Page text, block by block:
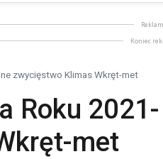
Koniec
zwycięstwo Klimas Wkręt-met
Roku
met